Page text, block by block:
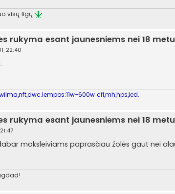
visų ligų
rukyma esant jaunesniems nei 18 metu
22:40
600w cfl,mh,hps,led.
rukyma esant jaunesniems nei 18 metu
moksleiviams paprasčiau žolės gaut nei